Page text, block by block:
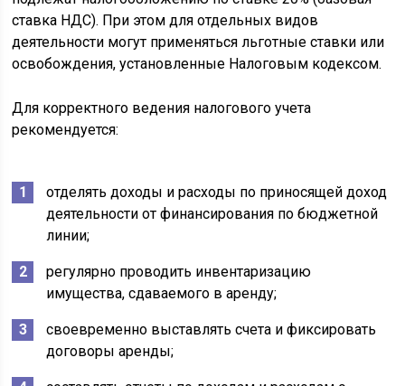
ставка НДС). При этом для отдельных видов
деятельности могут применяться льготные ставки или
освобождения, установленные Налоговым кодексом.
Для корректного ведения налогового учета
рекомендуется:
отделять доходы и расходы по приносящей доход
деятельности от финансирования по бюджетной
линии;
регулярно проводить инвентаризацию
имущества, сдаваемого в аренду;
своевременно выставлять счета и фиксировать
договоры аренды;